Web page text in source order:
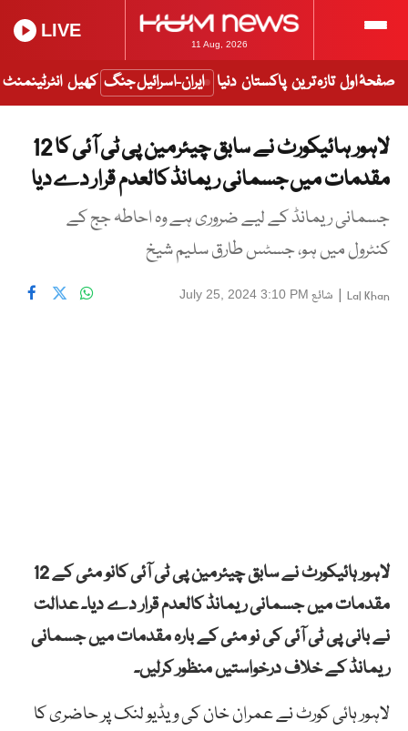
11 Aug, 2026
LIVE
صفحۂ اول تازہ ترین پاکستان دنیا ایران-اسرائیل جنگ کھیل انٹرٹینمنٹ
لاہور ہائیکورٹ نے سابق چیئرمین پی ٹی آئی کا 12
مقدمات میں جسمانی ریمانڈ کالعدم قرار دے دیا
جسمانی ریمانڈ کے لیے ضروری ہے وہ احاطہ جج کے
کنٹرول میں ہو، جسٹس طارق سلیم شیخ
Lal Khan
| شائع July 25, 2024 3:10 PM
لاہور ہائیکورٹ نے سابق چیئرمین پی ٹی آئی کانو مئی کے 12
مقدمات میں جسمانی ریمانڈ کالعدم قرار دے دیا۔ عدالت
نے بانی پی ٹی آئی کی نو مئی کے بارہ مقدمات میں جسمانی
ریمانڈ کے خلاف درخواستیں منظور کرلیں۔
لاہور ہائی کورٹ نے عمران خان کی ویڈیو لنک پر حاضری کا